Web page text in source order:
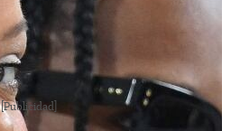
[Publicidad]